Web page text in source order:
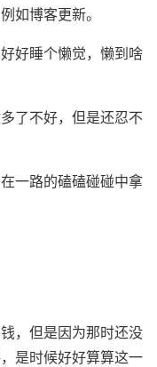
如博客更新。
好睡个懒觉，懒到啥
了不好，但是还忍不
一路的磕磕碰碰中拿
，但是因为那时还没
是时候好好算算这一